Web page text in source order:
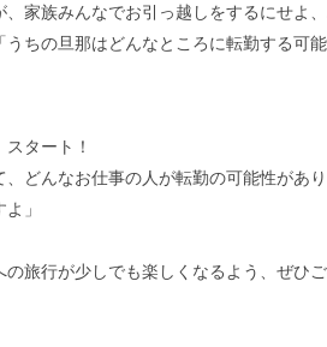
家族みんなでお引っ越しをするにせよ
ちの旦那はどんなところに転勤する可能
スタート！
どんなお仕事の人が転勤の可能性があり
」
旅行が少しでも楽しくなるよう、ぜひ